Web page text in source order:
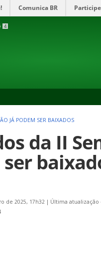
Comunica BR Participe
4
JÁ PODEM SER BAIXADOS
da II
de 2025, 17h32 | Última atualização